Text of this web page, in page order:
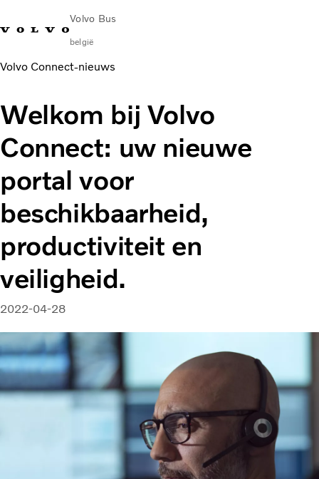
Volvo Bus
belgië
Change MarketFrançaisContact opnemen
Bussen voor stad & regio
Touringcars
Services
Waarom Volvo?
Contact
News & Insights
Volvo Connect‑nieuws
Welkom bij Volvo
Connect: uw nieuwe
portal voor
beschikbaarheid,
productiviteit en
veiligheid.
2022-04-28